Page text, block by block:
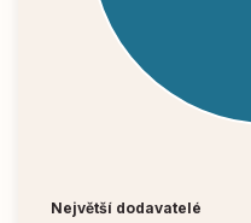
Největší dodavatelé